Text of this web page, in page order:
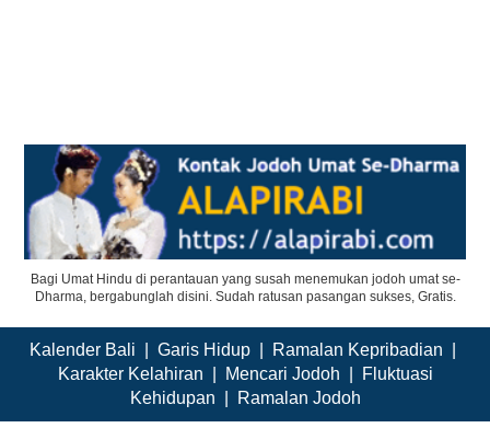
Bagi Umat Hindu di perantauan yang susah menemukan jodoh umat se-
Dharma, bergabunglah disini. Sudah ratusan pasangan sukses, Gratis.
Kalender Bali Garis Hidup Ramalan Kepribadian
Karakter Kelahiran
Mencari Jodoh
Fluktuasi
Kehidupan
Ramalan Jodoh